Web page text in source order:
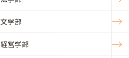
文学部
経営学部